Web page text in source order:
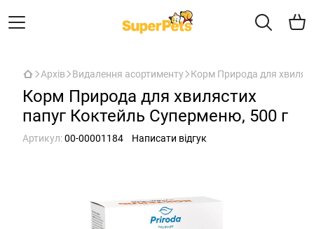
Архів Видалення асортименту Корм Природа для
Корм Природа для хвилястих
папуг Коктейль Суперменю, 500 г
Артикул:00-00001184 Написати відгук